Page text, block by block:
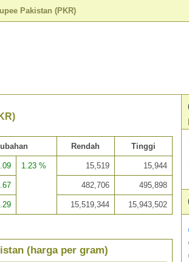
Pakistan (PKR)
Rendah Tinggi
1.23 % 15,519 15,944
482,706 495,898
15,519,344 15,943,502
(harga per gram)